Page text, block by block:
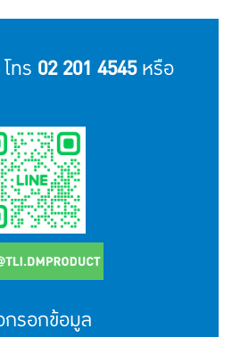
ทร 02 201 4545หรือ
รอกข้อมูล